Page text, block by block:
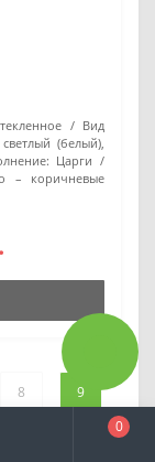
0
Вид
(белый),
Царги
– коричневые
8 9